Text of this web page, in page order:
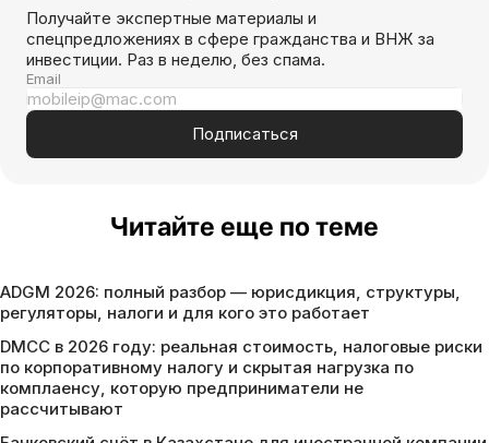
Получайте экспертные материалы и
спецпредложениях в сфере гражданства и ВНЖ за
инвестиции. Раз в неделю, без спама.
Email
Подписаться
Читайте еще по теме
ADGM 2026: полный разбор — юрисдикция, структуры,
регуляторы, налоги и для кого это работает
DMCC в 2026 году: реальная стоимость, налоговые риски
по корпоративному налогу и скрытая нагрузка по
комплаенсу, которую предприниматели не
рассчитывают